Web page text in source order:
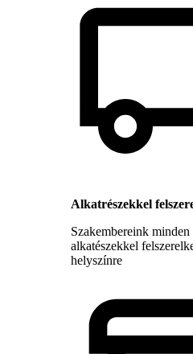
Alkatrészekkel
Szakembereink minden
alkatészekkel
helyszínre